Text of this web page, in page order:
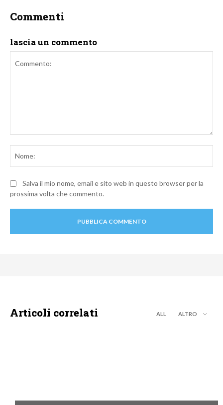
Commenti
lascia un commento
Salva il mio nome, email e sito web in questo browser per la
prossima volta che commento.
Articoli correlati ALL ALTRO